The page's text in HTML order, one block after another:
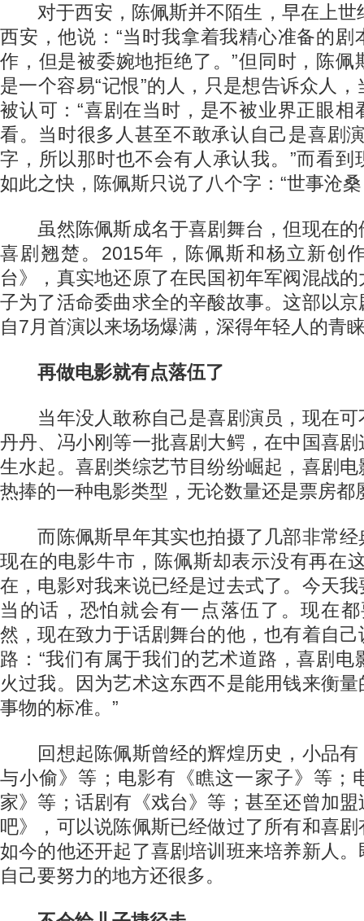
对于西安，陈佩斯并不陌生，早在上世
西安，他说：“当时我拿着我精心准备的剧
作，但是被委婉地拒绝了。”但同时，陈佩
是一个容易“记恨”的人，只是想告诉众人
被认可：“喜剧在当时，是不被业界正眼相
看。当时很多人甚至不敢承认自己是喜剧
字，所以那时也不会有人承认我。”而看到
如此之快，陈佩斯只说了八个字：“世事沧
虽然陈佩斯成名于喜剧舞台，但现在的
喜剧翘楚。2015年，陈佩斯和杨立新创
台》，真实地还原了在民国初年军阀混战
子为了活命委曲求全的辛酸故事。这部以
自7月首演以来场场爆满，深得年轻人的青
再做电影就有点落伍了
当年没人敢称自己是喜剧演员，现在可
丹丹、冯小刚等一批喜剧大鳄，在中国喜
生水起。喜剧类综艺节目纷纷崛起，喜剧
热捧的一种电影类型，无论数量还是票房都
而陈佩斯早年其实也拍摄了几部非常经
现在的电影牛市，陈佩斯却表示没有再在
在，电影对我来说已经是过去式了。今天
当的话，恐怕就会有一点落伍了。现在
然，现在致力于话剧舞台的他，也有着自
路：“我们有属于我们的艺术道路，喜剧电
火过我。因为艺术这东西不是能用钱来衡
事物的标准。”
回想起陈佩斯曾经的辉煌历史，小品有
与小偷》等；电影有《瞧这一家子》等；
家》等；话剧有《戏台》等；甚至还曾加
吧》，可以说陈佩斯已经做过了所有和喜
如今的他还开起了喜剧培训班来培养新人
自己要努力的地方还很多。